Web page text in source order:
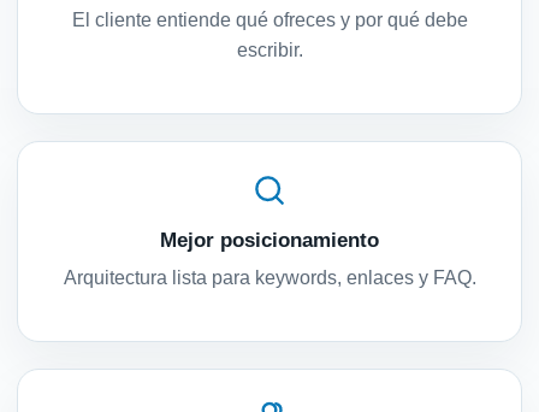
El cliente entiende qué ofreces y por qué debe
escribir.
Mejor posicionamiento
Arquitectura lista para keywords, enlaces y FAQ.